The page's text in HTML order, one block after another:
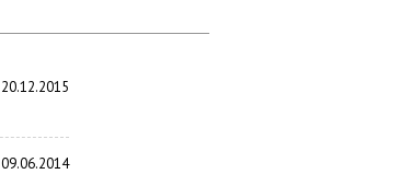
20.12.2015
09.06.2014